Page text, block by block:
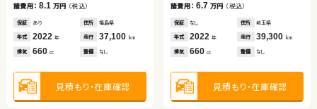
諸費用：8.1 万円 （税込）
保証 あり 住所 福島県
年式 2022 年 走行 37,100 km
排気 660 cc 整備 なし
見積もり・在庫確認
諸費用：6.7 万円 （税込）
保証 なし 住所 埼玉県
年式 2022 年 走行 39,300 km
排気 660 cc 整備 なし
見積もり・在庫確認